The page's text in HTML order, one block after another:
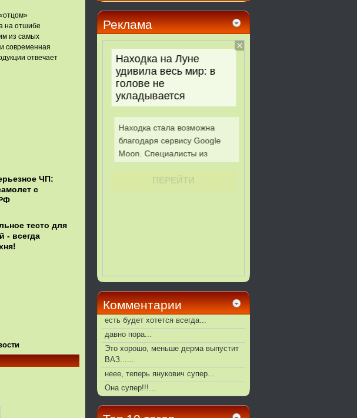
на отшибе
из самых
современная
отвечает
ЧП:
с
тесто для
- всегда
Реклама
Комментарии
есть будет хотется всегда...
давно пора...
Это хорошо, меньше дерма выпустит
ВАЗ......
неее, теперь янукович супер...
Она супер!!!...